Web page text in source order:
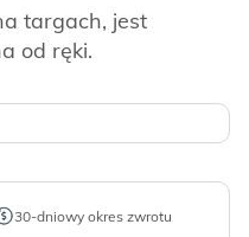
targach, jest
od ręki.
30-dniowy okres zwrotu